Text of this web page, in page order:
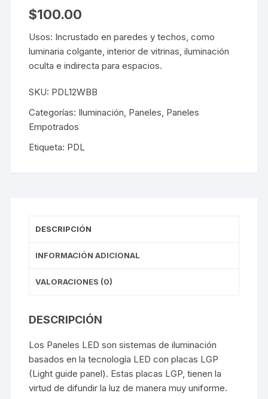
$100.00
Usos: Incrustado en paredes y techos, como
luminaria colgante, interior de vitrinas, iluminación
oculta e indirecta para espacios.
SKU: PDL12WBB
Categorías: Iluminación Paneles Paneles
Empotrados
Etiqueta: PDL
DESCRIPCIÓN
INFORMACIÓN ADICIONAL
VALORACIONES (0)
DESCRIPCIÓN
Los Paneles LED son sistemas de iluminación
basados en la tecnología LED con placas LGP
(Light guide panel). Estas placas LGP, tienen la
virtud de difundir la luz de manera muy uniforme.